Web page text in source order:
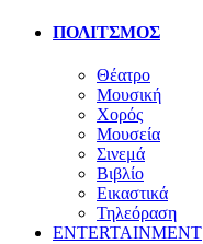
ΠΟΛΙΤΣΜΟΣ
Θέατρο
Μουσική
Χορός
Μουσεία
Σινεμά
Βιβλίο
Εικαστικά
Τηλεόραση
ENTERTAINMENT